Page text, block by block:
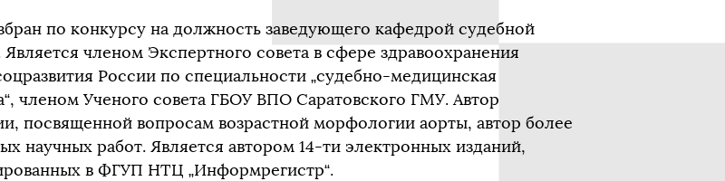
по конкурсу на должность заведующего кафедрой судебной
членом Экспертного совета в сфере здравоохранения
России по специальности „судебно-медицинская
членом Ученого совета ГБОУ ВПО Саратовского ГМУ. Автор
посвященной вопросам возрастной морфологии аорты, автор более
научных работ. Является автором 14-ти электронных изданий,
в ФГУП НТЦ „Информрегистр“.